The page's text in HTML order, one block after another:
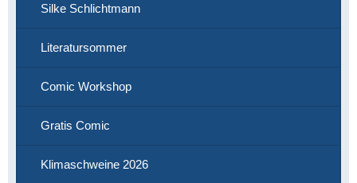
Silke Schlichtmann
Literatursommer
Comic Workshop
Gratis Comic
Klimaschweine 2026